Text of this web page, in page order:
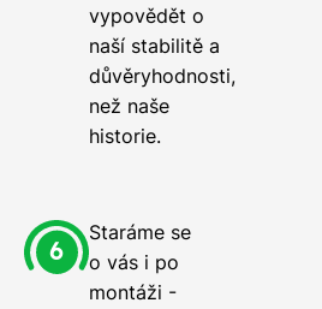
vypovědět o
naší stabilitě a
důvěryhodnosti,
než naše
historie.
Staráme se
o vás i po
montáži -